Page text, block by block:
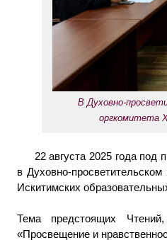
В Духовно-
оргкомитета
22 августа 2025 года под
в Духовно-
Искитимских
Тема предстоящих
«Просвещение и